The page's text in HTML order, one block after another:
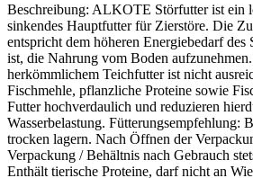
Beschreibung: ALKOTE Störfutter ist ein
sinkendes Hauptfutter für Zierstöre. Die
entspricht dem höheren Energiebedarf des
ist, die Nahrung vom Boden
herkömmlichem Teichfutter ist nicht
Fischmehle, pflanzliche Proteine sowie
Futter hochverdaulich und reduzieren
Wasserbelastung. Fütterungsempfehlung:
trocken lagern. Nach Öffnen der
Verpackung / Behältnis nach Gebrauch
Enthält tierische Proteine, darf nicht an